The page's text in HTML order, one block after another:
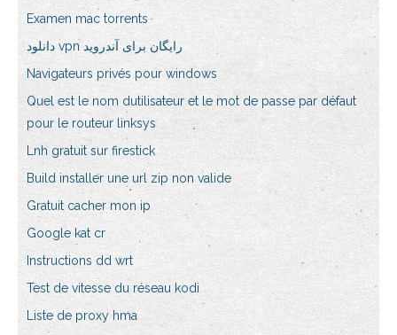
Examen mac torrents
دانلود vpn رایگان برای آندروید
Navigateurs privés pour windows
Quel est le nom dutilisateur et le mot de passe par défaut
pour le routeur linksys
Lnh gratuit sur firestick
Build installer une url zip non valide
Gratuit cacher mon ip
Google kat cr
Instructions dd wrt
Test de vitesse du réseau kodi
Liste de proxy hma